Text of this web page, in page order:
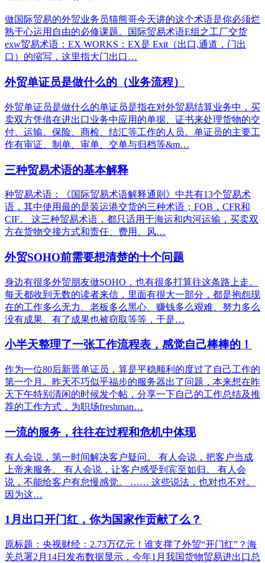
做国际贸易的外贸业务员猫熊哥今天讲的这个术语是你必须烂
熟于心运用自由的必修课题。国际贸易术语E组之工厂交货
exw贸易术语：EX WORKS：EX是 Exit（出口,通道，门出
口）的缩写，这里指大门出口…
外贸单证员是做什么的（业务流程）
外贸单证员是做什么的单证员是指在对外贸易结算业务中，买
卖双方凭借在进出口业务中应用的单据、证书来处理货物的交
付、运输、保险、商检、结汇等工作的人员。单证员的主要工
作有审证、制单、审单、交单与归档等&m…
三种贸易术语的基本解释
种贸易术语：《国际贸易术语解释通则》中共有13个贸易术
语，其中使用最的是装运港交货的三种术语；FOB，CFR和
CIF。 这三种贸易术语，都只适用于海运和内河运输，买卖双
方在货物交接方式和责任、费用、风…
外贸SOHO前需要想清楚的十个问题
身边有很多外贸朋友做SOHO，也有很多打算往这条路上走。
每天都收到无数的读者来信，里面有很大一部分，都是抱怨现
在的工作多么无力、老板多么黑心、赚钱多么艰难、努力多么
没有成果、有了成果也被窃取等等，于是…
小半天整理了一张工作流程表，感觉自己棒棒的！
作为一位80后新晋单证员，算是平稳顺利的度过了自己工作的
第一个月。昨天不巧似乎福步的服务器出了问题，本来想在昨
天下午特别清闲的时候发个帖，分享一下自己的工作总结及推
荐的工作方式，为职场freshman…
一流的服务，往往在过程和危机中体现
有人会说，第一时间解决客户疑问。 有人会说，把客户当成
上帝来服务。 有人会说，让客户感受到宾至如归。 有人会
说，不能给客户有怠慢感觉。 …… 这些说法，也对也不对。
因为这…
1月出口开门红，你为国家作贡献了么？
原标题：央视财经：2.73万亿元！谁支撑了外贸“开门红”？海
关总署2月14日发布数据显示，今年1月我国货物贸易进出口总